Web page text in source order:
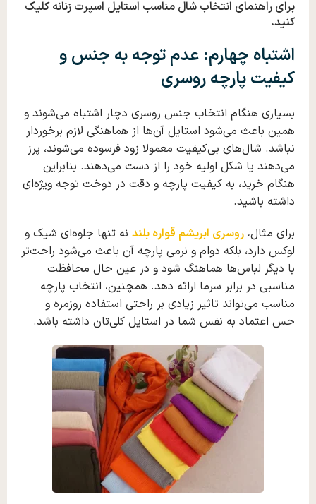
برای راهنمای انتخاب شال مناسب استایل اسپرت زنانهکلیک
کنید.
اشتباه چهارم: عدم توجه به جنس و
کیفیت پارچهروسری
بسیاری هنگام انتخاب جنس روسری دچار اشتباه می‌شوند و
همین باعث می‌شود استایل آن‌ها از هماهنگی لازم برخوردار
نباشد. شال‌های بی‌کیفیت معمولا زود فرسوده می‌شوند، پرز
می‌دهند یا شکل اولیه خود را از دست می‌دهند. بنابراین
هنگام خرید، به کیفیت پارچه و دقت در دوخت توجه ویژه‌ای
داشته باشید.
برای مثال، روسری ابریشم قواره بلند نه تنها جلوه‌ای شیک و
لوکس دارد، بلکه دوام و نرمی پارچه آن باعث می‌شود راحت‌تر
با دیگر لباس‌ها هماهنگ شود و در عین حال محافظت
مناسبی در برابر سرما ارائه دهد. همچنین، انتخاب پارچه
مناسب می‌تواند تاثیر زیادی بر راحتی استفاده روزمره و
حس اعتماد به نفس شما در استایل کلی‌تان داشته باشد.